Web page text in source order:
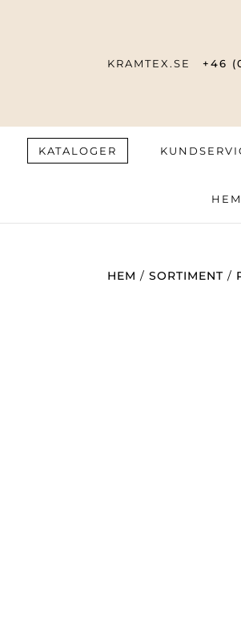
KRAMTEX.SE +46
KATALOGER
HEM
HEM /SORTIMENT /